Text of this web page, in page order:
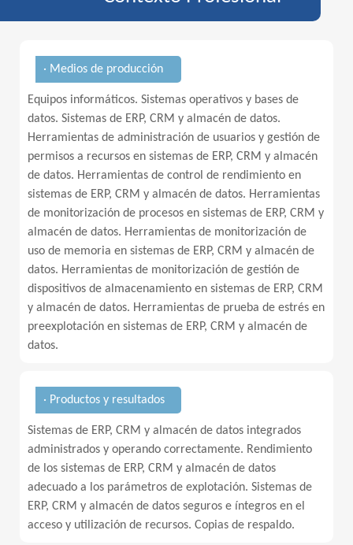
· Medios de producción
Equipos informáticos. Sistemas operativos y bases de
datos. Sistemas de ERP, CRM y almacén de datos.
Herramientas de administración de usuarios y gestión de
permisos a recursos en sistemas de ERP, CRM y almacén
de datos. Herramientas de control de rendimiento en
sistemas de ERP, CRM y almacén de datos. Herramientas
de monitorización de procesos en sistemas de ERP, CRM y
almacén de datos. Herramientas de monitorización de
uso de memoria en sistemas de ERP, CRM y almacén de
datos. Herramientas de monitorización de gestión de
dispositivos de almacenamiento en sistemas de ERP, CRM
y almacén de datos. Herramientas de prueba de estrés en
preexplotación en sistemas de ERP, CRM y almacén de
datos.
· Productos y resultados
Sistemas de ERP, CRM y almacén de datos integrados
administrados y operando correctamente. Rendimiento
de los sistemas de ERP, CRM y almacén de datos
adecuado a los parámetros de explotación. Sistemas de
ERP, CRM y almacén de datos seguros e íntegros en el
acceso y utilización de recursos. Copias de respaldo.